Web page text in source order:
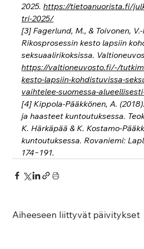
2025. https://tietoanuorista.fi/
tri-2025/
[3] Fagerlund, M., & Toivonen, V.-
Rikosprosessin kesto lapsiin
seksuaalirikoksissa.
https://valtioneuvosto.fi/-/
kesto-lapsiin-kohdistuvissa-
vaihtelee-suomessa-
[4] Kippola-Pääkkönen, A.
ja haasteet kuntoutuksessa.
K. Härkäpää & K. Kostamo-
kuntoutuksessa. Rovaniemi:
174−191.
Aiheeseen liittyvät päivitykset